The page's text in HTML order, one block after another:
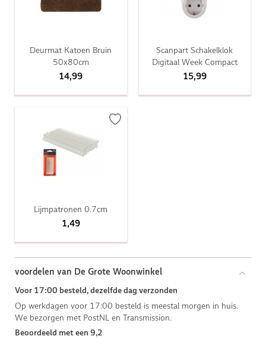
Deurmat Katoen Bruin
50x80cm
14,99
Scanpart Schakelklok
Digitaal Week Compact
15,99
Lijmpatronen 0.7cm
1,49
voordelen van De Grote Woonwinkel
Voor 17:00 besteld, dezelfde dag verzonden
Op werkdagen voor 17:00 besteld is meestal morgen in huis.
We bezorgen met PostNL en Transmission.
Beoordeeld met een 9,2